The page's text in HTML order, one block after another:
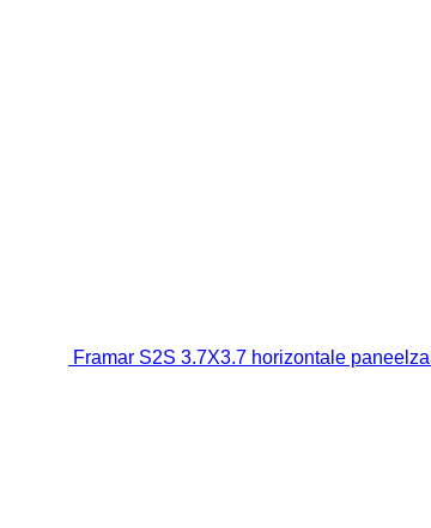
Framar S2S 3.7X3.7 horizontale